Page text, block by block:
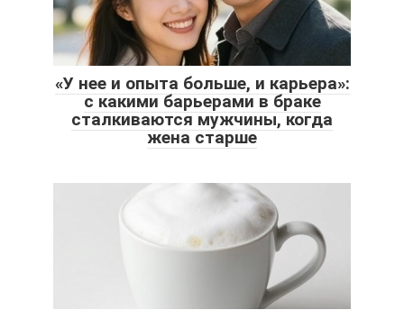
«У нее и опыта больше, и карьера»:
с какими барьерами в браке
сталкиваются мужчины, когда
жена старше